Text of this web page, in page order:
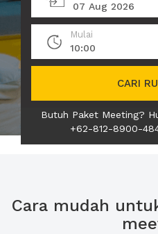
07 Aug 2026
Mulai
10:00
CARI
Butuh Paket Meeting?
+62-812-8900-
Cara mudah